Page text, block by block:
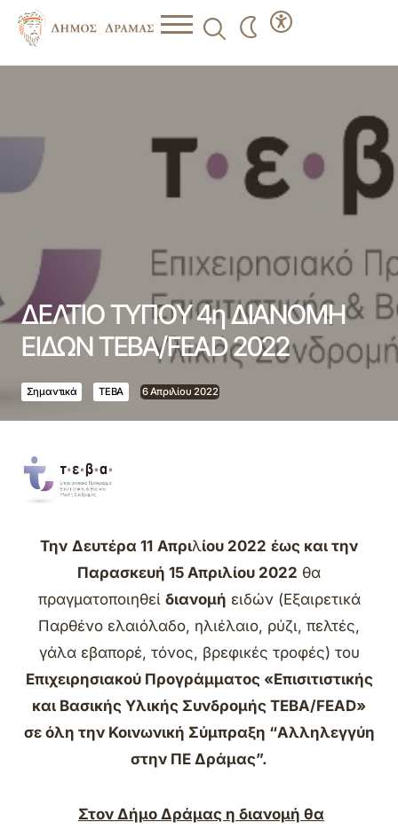
ΔΕΛΤΙΟ ΤΥΠΟΥ 4η ΔΙΑΝΟΜΗ
ΕΙΔΩΝ ΤΕΒΑ/FEAD 2022
Σημαντικά ΤΕΒΑ 6 Απριλίου 2022
Την Δευτέρα 11 Απριλίου 2022 έως και την
Παρασκευή 15 Απριλίου 2022 θα
πραγματοποιηθεί διανομή ειδών (Εξαιρετικά
Παρθένο ελαιόλαδο, ηλιέλαιο, ρύζι, πελτές,
γάλα εβαπορέ, τόνος, βρεφικές τροφές) του
Επιχειρησιακού Προγράμματος «Επισιτιστικής
και Βασικής Υλικής Συνδρομής ΤΕΒΑ/FEAD»
σε όλη την Κοινωνική Σύμπραξη “Αλληλεγγύη
στην ΠΕ Δράμας”.
Στον Δήμο Δράμας η διανομή θα